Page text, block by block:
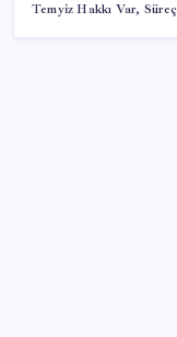
Temyiz Hakkı Var,